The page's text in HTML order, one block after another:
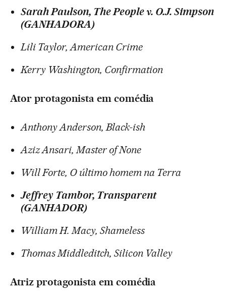
Sarah Paulson, The People v. O.J. Simpson
(GANHADORA)
Lili Taylor, American Crime
Kerry Washington, Confirmation
Ator protagonista em comédia
Anthony Anderson, Black-ish
Aziz Ansari, Master of None
Will Forte, O último homem na Terra
Jeffrey Tambor, Transparent
(GANHADOR)
William H. Macy, Shameless
Thomas Middleditch, Silicon Valley
Atriz protagonista em comédia